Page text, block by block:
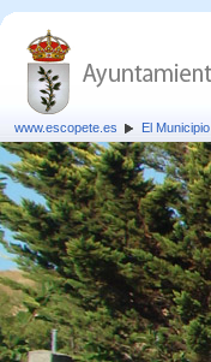
www.escopete.es El Municipio